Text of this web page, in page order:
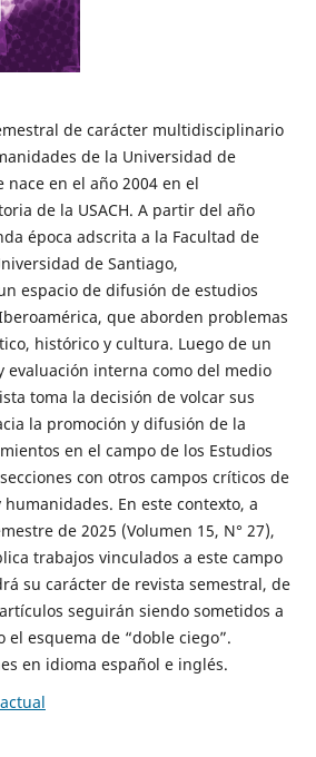
de carácter multidisciplinario
de la Universidad de
nace en el año 2004 en el
de la USACH. A partir del año
época adscrita a la Facultad de
de Santiago,
espacio de difusión de estudios
que aborden problemas
histórico y cultura. Luego de un
evaluación interna como del medio
toma la decisión de volcar sus
la promoción y difusión de la
en el campo de los Estudios
con otros campos críticos de
humanidades. En este contexto, a
de 2025 (Volumen 15, N° 27),
trabajos vinculados a este campo
su carácter de revista semestral, de
seguirán siendo sometidos a
el esquema de “doble ciego”.
en idioma español e inglés.